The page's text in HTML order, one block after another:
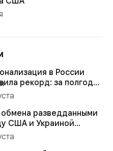
в России
рекорд: за полгода
активов на $10,16...
разведданными
США и Украиной
до прежнего